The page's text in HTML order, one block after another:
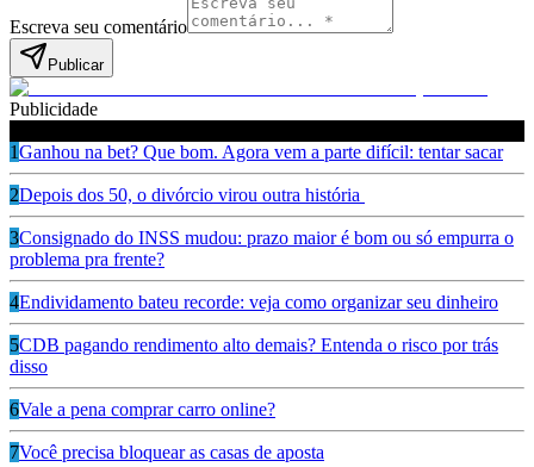
Escreva seu comentário
Publicar
Publicidade
1Ganhou na bet? Que bom. Agora vem a parte difícil: tentar sacar
2Depois dos 50, o divórcio virou outra história
3Consignado do INSS mudou: prazo maior é bom ou só empurra o
problema pra frente?
4Endividamento bateu recorde: veja como organizar seu dinheiro
5CDB pagando rendimento alto demais? Entenda o risco por trás
disso
6Vale a pena comprar carro online?
7Você precisa bloquear as casas de aposta